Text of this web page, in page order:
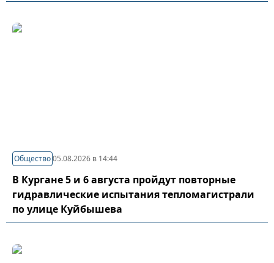
Общество05.08.2026 в 14:44
В Кургане 5 и 6 августа пройдут повторные
гидравлические испытания тепломагистрали
по улице Куйбышева